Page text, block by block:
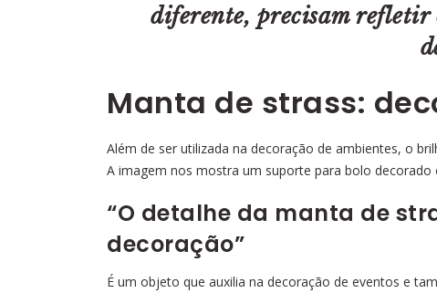
diferente, precisam refletir
Manta de strass:
Além de ser utilizada na decoração de ambientes, o
A imagem nos mostra um suporte para bolo decorado
“O detalhe da manta de
decoração”
É um objeto que auxilia na decoração de eventos e